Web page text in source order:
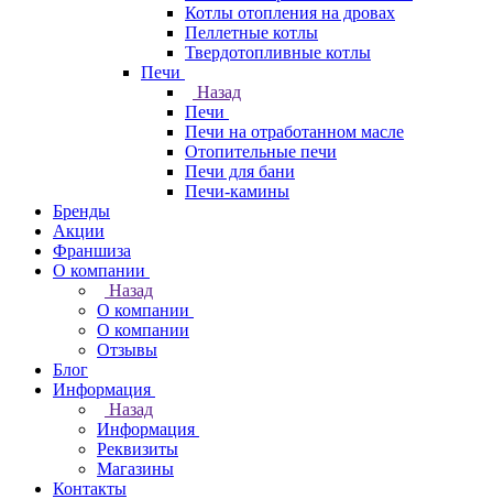
Котлы отопления на дровах
Пеллетные котлы
Твердотопливные котлы
Печи
Назад
Печи
Печи на отработанном масле
Отопительные печи
Печи для бани
Печи-камины
Бренды
Акции
Франшиза
О компании
Назад
О компании
О компании
Отзывы
Блог
Информация
Назад
Информация
Реквизиты
Магазины
Контакты